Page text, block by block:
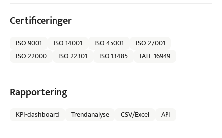
Certificeringer
ISO 9001 ISO 14001 ISO 45001
ISO 27001
ISO 22000
ISO 22301 ISO 13485 IATF 16949
Rapportering
KPI-dashboard Trendanalyse CSV/Excel API